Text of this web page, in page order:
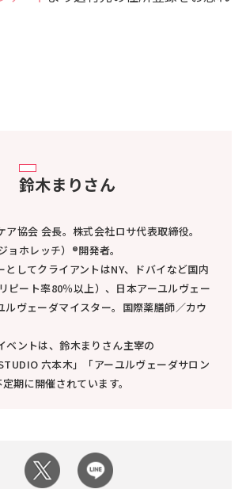
鈴木まりさん
ア協会 会長。株式会社ロサ代表取締役。
ョホレッチ）®開発者。
としてクライアントはNY、ドバイなど国内
ピート率80％以上）、日本アーユルヴェー
ルヴェーダマイスター。国際薬膳師／カウ
ベントは、鈴木まりさん主宰の
六本木」「アーユルヴェーダサロン
期に開催されています。